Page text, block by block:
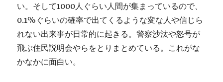
い。そして1000人ぐらい人間が集まっているので、
0.1%ぐらいの確率で出てくるような変な人や信じら
れない出来事が日常的に起きる。警察沙汰や怒号が
飛ぶ住民説明会やらをとりまとめている。これがな
かなかに面白い。